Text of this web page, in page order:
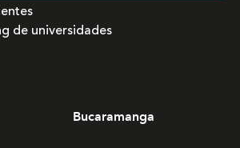
de universidades
Bucaramanga